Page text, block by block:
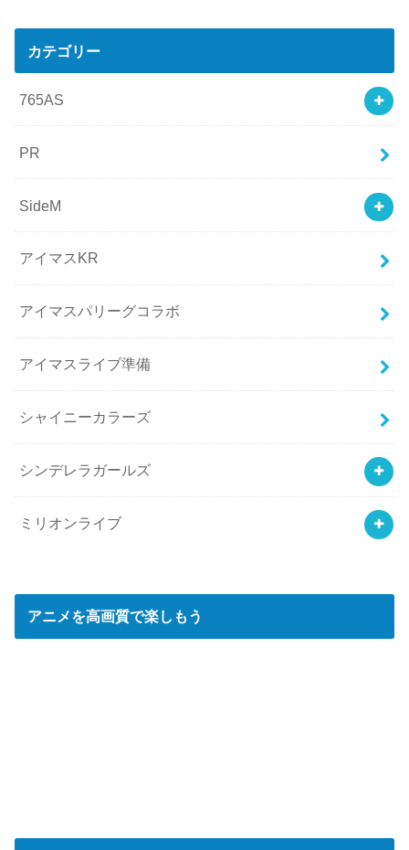
カテゴリー
765AS
PR
SideM
アイマスKR
アイマスパリーグコラボ
アイマスライブ準備
シャイニーカラーズ
シンデレラガールズ
ミリオンライブ
アニメを高画質で楽しもう